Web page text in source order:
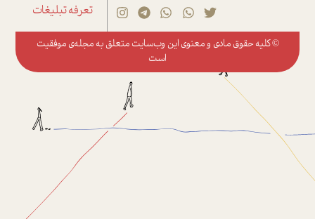
تعرفه تبلیغات
© کلیه حقوق مادی و معنوی این وب‌سایت متعلق به مجله‌ی موفقیت
است